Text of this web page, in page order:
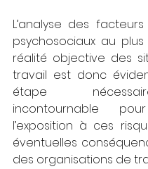
L’analyse des
psychosociaux au
réalité objective des
travail est donc
étape
incontournable
l’exposition à ces
éventuelles
des organisations de